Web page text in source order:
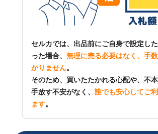
セルカでは、出品前にご自身で設定し
った場合、 無理に売る必要はなく、手
かりません。
そのため、買いたたかれる心配や、不
手放す不安がなく、 誰でも安心してご
ます。